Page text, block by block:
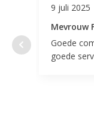
9 juli 2025
Mevrouw
Goede
goede